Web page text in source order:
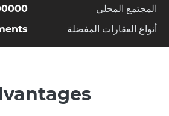
المجتمع المحلي
m²
أنواع العقارات المفضلة